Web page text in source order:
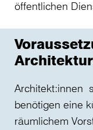
öffentlichen
Architekt:innen
benötigen eine
räumlichem